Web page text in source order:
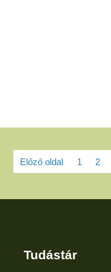
Előző oldal 1 2
Tudástár